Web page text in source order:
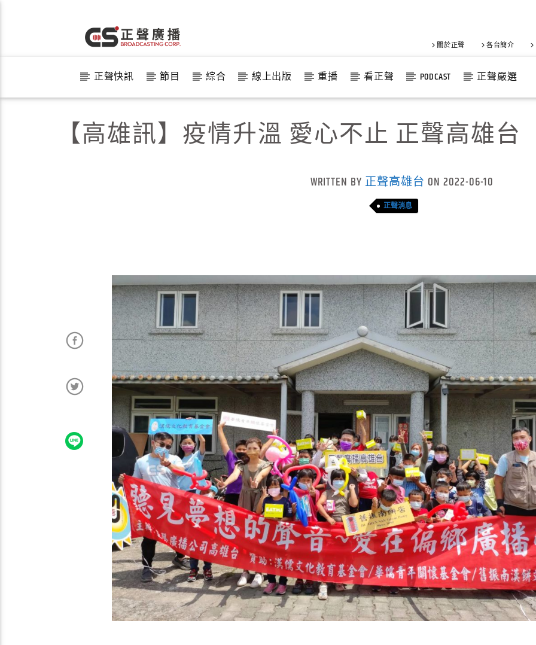
關於正聲 各台簡介
正聲快訊 節目 綜合 線上出版 重播 看正聲 PODCAST 正聲嚴選
【高雄訊】疫情升溫 愛心不止 正聲高雄
WRITTEN BY 正聲高雄台 ON 2022-06-10
正聲消息